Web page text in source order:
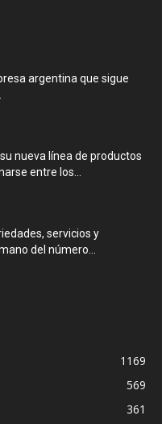
argentina que sigue
nueva línea de productos
entre los...
servicios y
del número...
1169
569
361